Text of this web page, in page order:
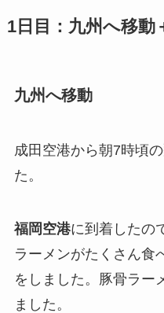
1日目：九州へ移動
九州へ移動
成田空港から朝7時頃
た。
福岡空港に到着したの
ラーメンがたくさん食
をしました。豚骨ラー
ました。